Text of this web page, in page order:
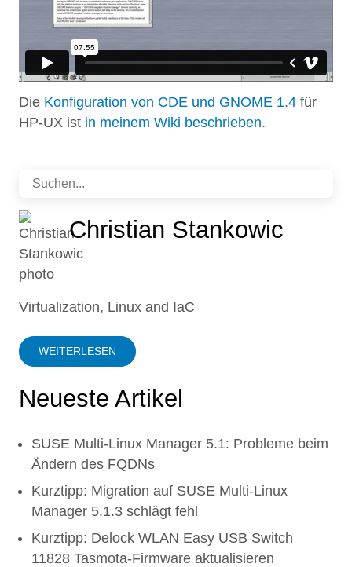
Die Konfiguration von CDE und GNOME 1.4 für
HP-UX ist in meinem Wiki beschrieben.
Christian Stankowic
Virtualization, Linux and IaC
WEITERLESEN
Neueste Artikel
SUSE Multi-Linux Manager 5.1: Probleme beim
Ändern des FQDNs
Kurztipp: Migration auf SUSE Multi-Linux
Manager 5.1.3 schlägt fehl
Kurztipp: Delock WLAN Easy USB Switch
11828 Tasmota-Firmware aktualisieren